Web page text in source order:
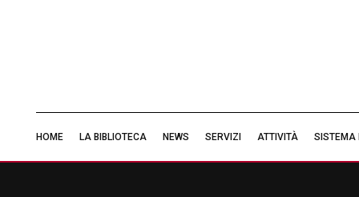
HOME LA BIBLIOTECA NEWS SERVIZI ATTIVITÀ SISTEMA